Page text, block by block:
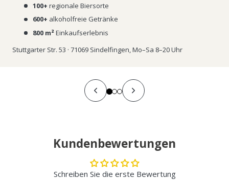
100+ regionale Biersorte
600+ alkoholfreie Getränke
800 m²Einkaufserlebnis
Stuttgarter Str. 53 · 71069 Sindelfingen, Mo–Sa 8–20 Uhr
Kundenbewertungen
Schreiben Sie die erste Bewertung